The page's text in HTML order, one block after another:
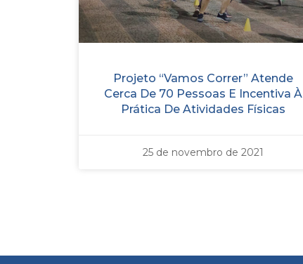
Projeto “Vamos Correr” Atende
Cerca De 70 Pessoas E Incentiva À
Prática De Atividades Físicas
25 de novembro de 2021